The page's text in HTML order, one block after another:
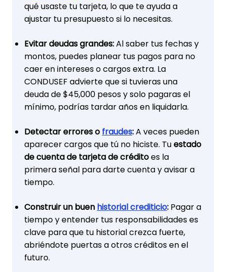
qué usaste tu tarjeta, lo que te ayuda a
ajustar tu presupuesto si lo necesitas.
Evitar deudas grandes:Al saber tus fechas y
montos, puedes planear tus pagos para no
caer en intereses o cargos extra. La
CONDUSEF advierte que si tuvieras una
deuda de $45,000 pesos y solo pagaras el
mínimo, podrías tardar años en liquidarla.
Detectar errores o fraudes:A veces pueden
aparecer cargos que tú no hiciste. Tuestado
de cuenta de tarjeta de créditoes la
primera señal para darte cuenta y avisar a
tiempo.
Construir un buen historial crediticio: Pagar a
tiempo y entender tus responsabilidades es
clave para que tu historial crezca fuerte,
abriéndote puertas a otros créditos en el
futuro.